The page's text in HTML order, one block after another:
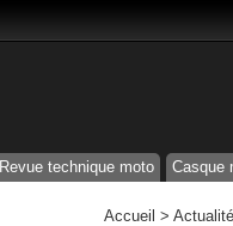
Revue technique moto Casque
Accueil >